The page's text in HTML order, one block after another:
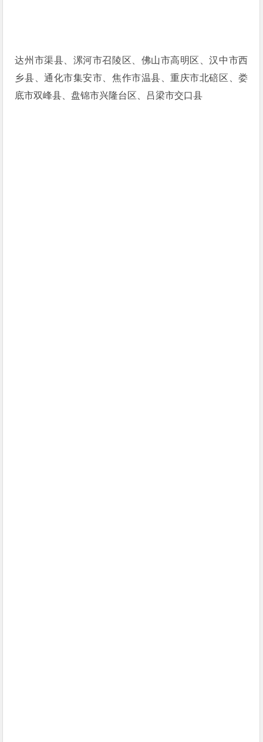
达州市渠县、漯河市召陵区、佛山市高明区、汉中市西
乡县、通化市集安市、焦作市温县、重庆市北碚区、娄
底市双峰县、盘锦市兴隆台区、吕梁市交口县